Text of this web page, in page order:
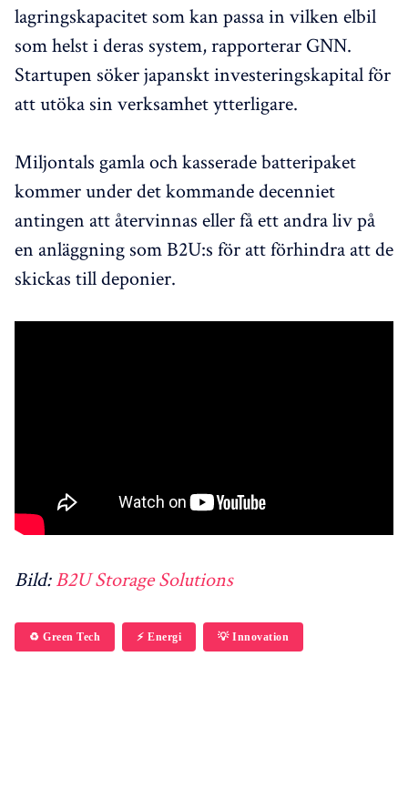
lagringskapacitet som kan passa in vilken elbil
som helst i deras system, rapporterar GNN.
Startupen söker japanskt investeringskapital för
att utöka sin verksamhet ytterligare.
Miljontals gamla och kasserade batteripaket
kommer under det kommande decenniet
antingen att återvinnas eller få ett andra liv på
en anläggning som B2U:s för att förhindra att de
skickas till deponier.
Bild:B2U Storage Solutions
♻️ Green Tech ⚡️ Energi 💡 Innovation